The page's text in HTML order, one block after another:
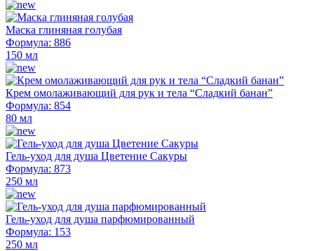
Маска глиняная голубая
Формула: 886
150 мл
Крем омолаживающий для рук и тела “Сладкий банан”
Формула: 854
80 мл
Гель-уход для душа Цветение Сакуры
Формула: 873
250 мл
Гель-уход для душа парфюмированный
Формула: 153
250 мл